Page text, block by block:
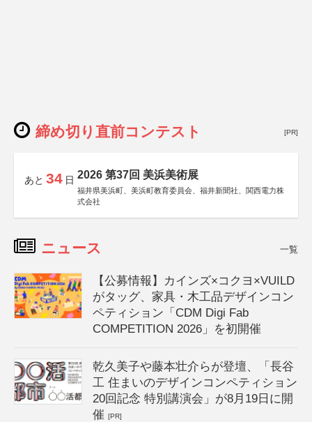
締め切り直前コンテスト [PR]
あと 34 日 2026 第37回 美浜美術展
福井県美浜町、美浜町教育委員会、福井新聞社、関西電力株
式会社
ニュース 一覧
【公募情報】カインズ×コクヨ×VUILD
がタッグ、家具・木工品デザインコン
ペティション「CDM Digi Fab
COMPETITION 2026」を初開催
乾久美子や藤本壮介らが登壇、「長谷
工 住まいのデザインコンペティション
20回記念 特別講演会」が8月19日に開
催[PR]